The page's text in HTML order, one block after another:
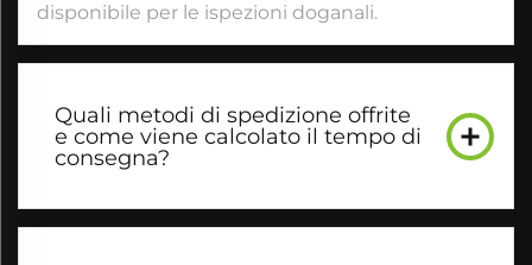
disponibile per le ispezioni doganali.
Quali metodi di spedizione offrite
e come viene calcolato il tempo di
consegna?